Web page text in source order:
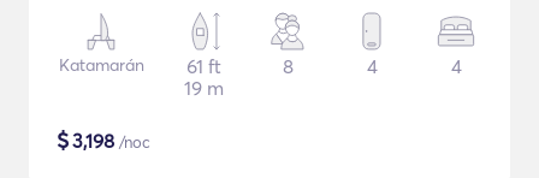
Katamarán
61 ft
19 m
8 4 4
$3,198 /noc